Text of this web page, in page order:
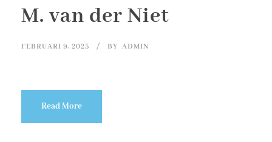
M. van der Niet
FEBRUARI 9, 2025 BY ADMIN
Read More